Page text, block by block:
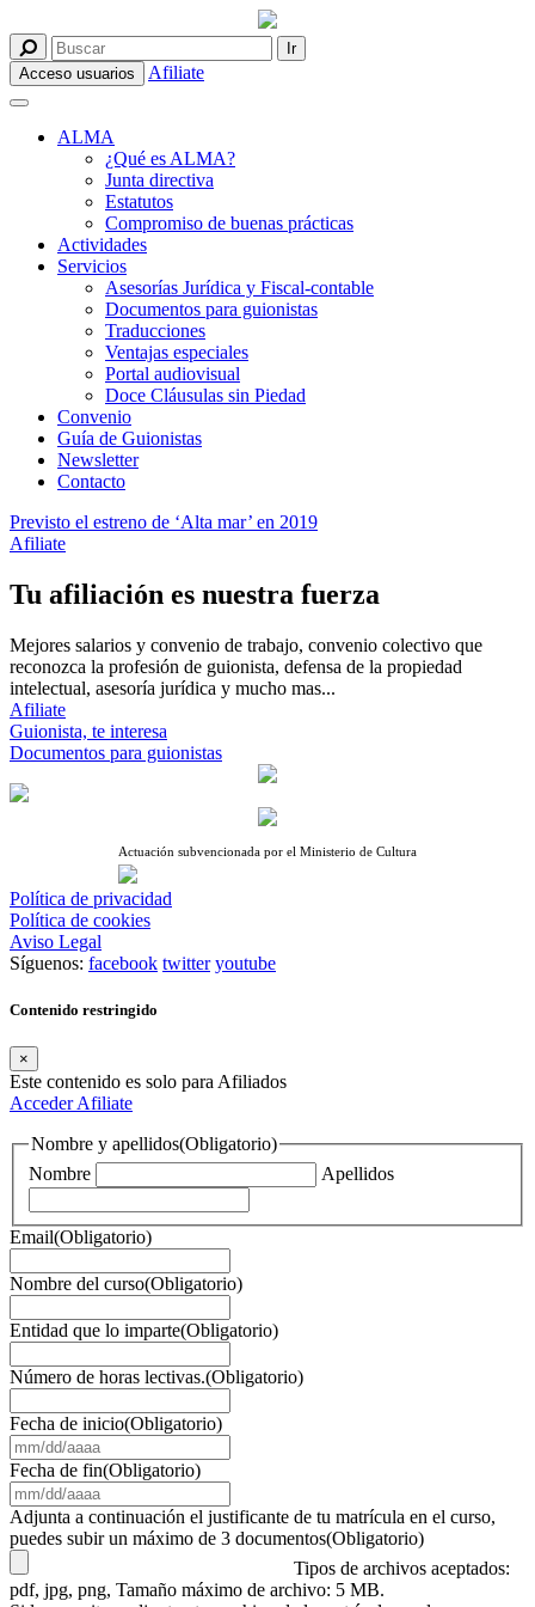
Acceso usuarios Afiliate
ALMA
¿Qué es ALMA?
Junta directiva
Estatutos
Compromiso de buenas prácticas
Actividades
Servicios
Asesorías Jurídica y Fiscal-contable
Documentos para guionistas
Traducciones
Ventajas especiales
Portal audiovisual
Doce Cláusulas sin Piedad
Convenio
Guía de Guionistas
Newsletter
Contacto
Previsto el estreno de ‘Alta mar’ en 2019
Afiliate
Tu afiliación es nuestra fuerza
Mejores salarios y convenio de trabajo, convenio colectivo que
reconozca la profesión de guionista, defensa de la propiedad
intelectual, asesoría jurídica y mucho mas...
Afiliate
Guionista, te interesa
Documentos para guionistas
Actuación subvencionada por el Ministerio de Cultura
Política de privacidad
Política de cookies
Aviso Legal
Síguenos: facebook twitter youtube
Contenido restringido
×
Este contenido es solo para Afiliados
AccederAfiliate
Nombre y apellidos(Obligatorio)
Nombre
Apellidos
Email(Obligatorio)
Nombre del curso(Obligatorio)
Entidad que lo imparte(Obligatorio)
Número de horas lectivas.(Obligatorio)
Fecha de inicio(Obligatorio)
barra
DD
barra
AAAA
Fecha de fin(Obligatorio)
barra
DD
Adjunta a continuación el justificante de tu matrícula en el curso,
puedes subir un máximo de 3 documentos(Obligatorio)
Tipos de archivos aceptados:
pdf, jpg, png, Tamaño máximo de archivo: 5 MB.